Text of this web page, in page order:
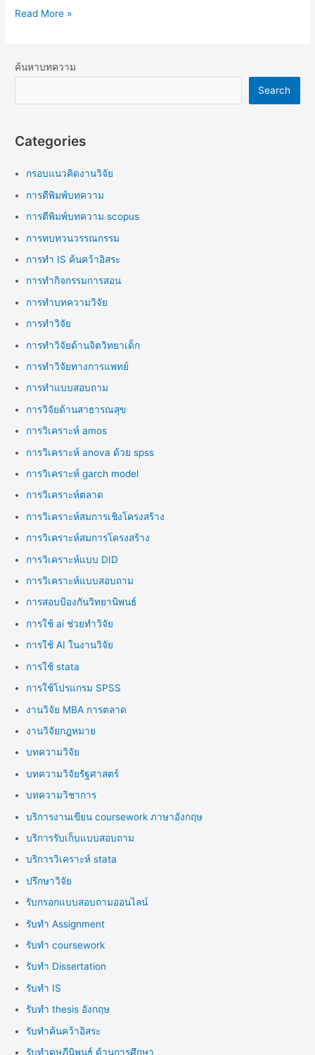
Read More »
ค้นหาบทความ
Search
Categories
กรอบแนวคิดงานวิจัย
การตีพิมพ์บทความ
การตีพิมพ์บทความ scopus
การทบทวนวรรณกรรม
การทำ IS ค้นคว้าอิสระ
การทำกิจกรรมการสอน
การทำบทความวิจัย
การทำวิจัย
การทำวิจัยด้านจิตวิทยาเด็ก
การทำวิจัยทางการแพทย์
การทำแบบสอบถาม
การวิจัยด้านสาธารณสุข
การวิเคราะห์ amos
การวิเคราะห์ anova ด้วย spss
การวิเคราะห์ garch model
การวิเคราะห์ตลาด
การวิเคราะห์สมการเชิงโครงสร้าง
การวิเคราะห์สมการโครงสร้าง
การวิเคราะห์แบบ DID
การวิเคราะห์แบบสอบถาม
การสอบป้องกันวิทยานิพนธ์
การใช้ ai ช่วยทำวิจัย
การใช้ AI ในงานวิจัย
การใช้ stata
การใช้โปรแกรม SPSS
งานวิจัย MBA การตลาด
งานวิจัยกฎหมาย
บทความวิจัย
บทความวิจัยรัฐศาสตร์
บทความวิชาการ
บริการงานเขียน coursework ภาษาอังกฤษ
บริการรับเก็บแบบสอบถาม
บริการวิเคราะห์ stata
ปรึกษาวิจัย
รับกรอกแบบสอบถามออนไลน์
รับทำ Assignment
รับทำ coursework
รับทำ Dissertation
รับทำ IS
รับทำ thesis อังกฤษ
รับทำค้นคว้าอิสระ
รับทำดุษฎีนิพนธ์ ด้านการศึกษา